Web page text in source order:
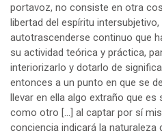
portavoz, no consiste en otra
libertad del espíritu
autotrascenderse continuo que
su actividad teórica y práctica,
interiorizarlo y dotarlo de
entonces a un punto en que se
llevar en ella algo extraño que es
como otro […] al captar por sí
conciencia indicará la naturaleza